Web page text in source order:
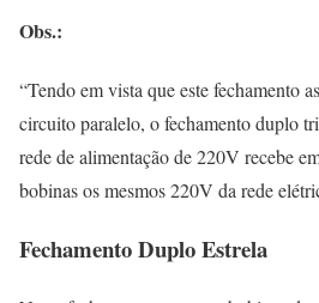
Obs.:
“Tendo em vista que este fechamento
circuito paralelo, o fechamento duplo
rede de alimentação de 220V recebe
bobinas os mesmos 220V da rede
Fechamento Duplo Estrela